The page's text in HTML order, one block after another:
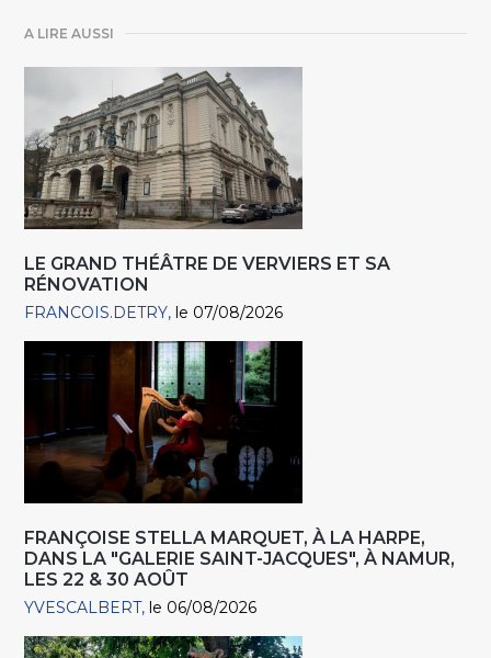
A LIRE AUSSI
LE GRAND THÉÂTRE DE VERVIERS ET SA
RÉNOVATION
FRANCOIS.DETRY le 07/08/2026
FRANÇOISE STELLA MARQUET, À LA HARPE,
DANS LA "GALERIE SAINT-JACQUES", À NAMUR,
LES 22 & 30 AOÛT
YVESCALBERT le 06/08/2026